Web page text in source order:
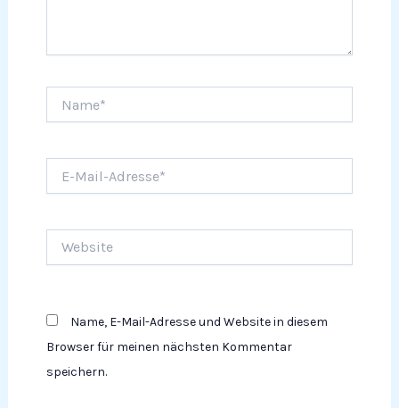
Mail-
Name, E-Mail-Adresse und Website in diesem
Browser für meinen nächsten Kommentar
speichern.